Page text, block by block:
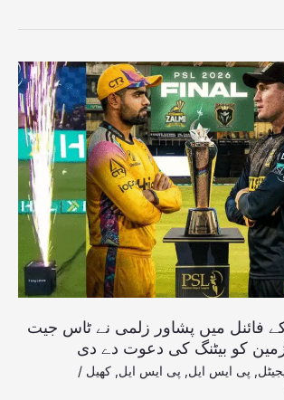
ایس ایل 11 کے فائنل میں پشاور زلمی نے ٹاس جیت
کو بیٹنگ کی دعوت دے دی
پی ایس ایل پی ایس ایل کھیل /